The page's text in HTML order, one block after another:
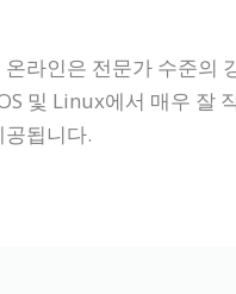
라인은 전문가 수준의
및 Linux에서 매우 잘
됩니다.